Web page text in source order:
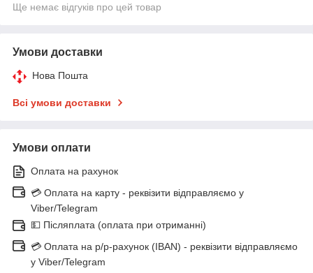
Ще немає відгуків про цей товар
Умови доставки
Нова Пошта
Всі умови доставки
Умови оплати
Оплата на рахунок
💳 Оплата на карту - реквізити відправляємо у
Viber/Telegram
💵 Післяплата (оплата при отриманні)
💳 Оплата на р/р-рахунок (IBAN) - реквізити відправляємо
у Viber/Telegram